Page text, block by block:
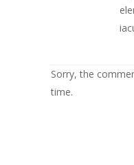
Sorry, the
time.